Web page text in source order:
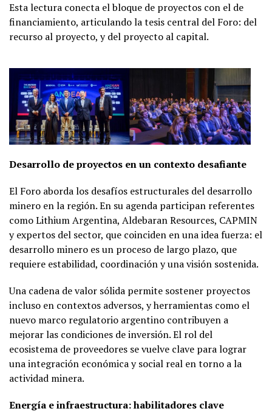
Esta lectura conecta el bloque de proyectos con el de
financiamiento, articulando la tesis central del Foro: del
recurso al proyecto, y del proyecto al capital.
Desarrollo de proyectos en un contexto desafiante
El Foro aborda los desafíos estructurales del desarrollo
minero en la región. En su agenda participan referentes
como Lithium Argentina, Aldebaran Resources, CAPMIN
y expertos del sector, que coinciden en una idea fuerza: el
desarrollo minero es un proceso de largo plazo, que
requiere estabilidad, coordinación y una visión sostenida.
Una cadena de valor sólida permite sostener proyectos
incluso en contextos adversos, y herramientas como el
nuevo marco regulatorio argentino contribuyen a
mejorar las condiciones de inversión. El rol del
ecosistema de proveedores se vuelve clave para lograr
una integración económica y social real en torno a la
actividad minera.
Energía e infraestructura: habilitadores clave